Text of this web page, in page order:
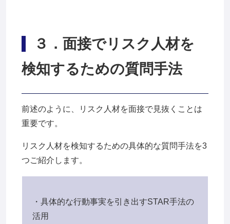
３ ．面接でリスク人材を
検知するための質問手法
前述のように、リスク人材を面接で見抜くことは
重要です。
リスク人材を検知するための具体的な質問手法を3
つご紹介します。
・具体的な行動事実を引き出すSTAR手法の
活用